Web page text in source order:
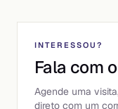
INTERESSOU?
Fala com
Agende uma
direto com um